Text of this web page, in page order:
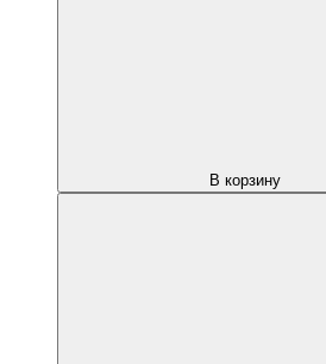
В корзину